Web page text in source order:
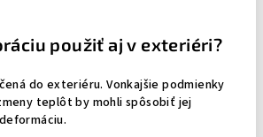
použiť aj v exteriéri?
do exteriéru. Vonkajšie podmienky
teplôt by mohli spôsobiť jej